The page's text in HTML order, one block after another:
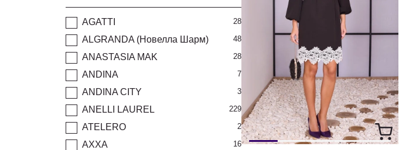
AGATTI 28
ALGRANDA (Новелла Шарм) 48
ANASTASIA MAK 28
ANDINA 7
ANDINA CITY 3
ANELLI LAUREL 229
ATELERO 2
AXXA 16